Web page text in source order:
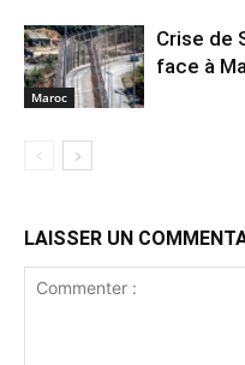
Maroc
Crise de
face à
LAISSER UN